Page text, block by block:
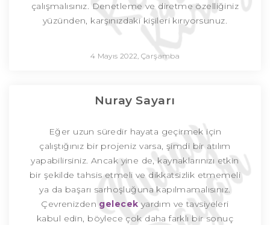
çalışmalısınız. Denetleme ve diretme özelliğiniz
yüzünden, karşınızdaki kişileri kırıyorsunuz.
4 Mayıs 2022, Çarşamba
Nuray Sayarı
Eğer uzun süredir hayata geçirmek için
çalıştığınız bir projeniz varsa, şimdi bir atılım
yapabilirsiniz. Ancak yine de, kaynaklarınızı etkin
bir şekilde tahsis etmeli ve dikkatsizlik etmemeli
ya da başarı sarhoşluğuna kapılmamalısınız.
Çevrenizden gelecek yardım ve tavsiyeleri
kabul edin, böylece çok daha farklı bir sonuç